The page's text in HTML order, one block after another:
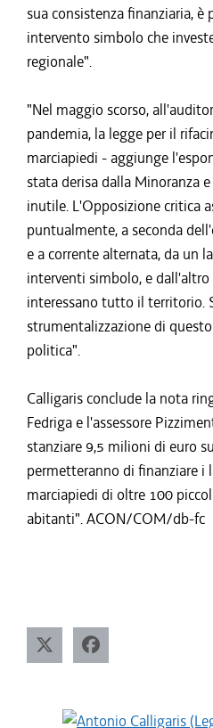
sua consistenza finanziaria, è
intervento simbolo che
regionale".
"Nel maggio scorso,
pandemia, la legge per il
marciapiedi - aggiunge
stata derisa dalla Minoranza
inutile. L'Opposizione critica
puntualmente, a seconda
e a corrente alternata, da un
interventi simbolo, e
interessano tutto il territorio.
strumentalizzazione di
politica".
Calligaris conclude la nota
Fedriga e l'assessore
stanziare 9,5 milioni di euro
permetteranno di finanziare i
marciapiedi di oltre 100
abitanti". ACON/COM/db-fc